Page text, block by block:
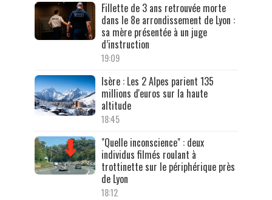
Fillette de 3 ans retrouvée morte
dans le 8e arrondissement de Lyon :
sa mère présentée à un juge
d’instruction
19:09
Isère : Les 2 Alpes parient 135
millions d'euros sur la haute
altitude
18:45
"Quelle inconscience" : deux
individus filmés roulant à
trottinette sur le périphérique près
de Lyon
18:12